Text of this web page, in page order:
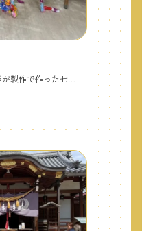
毎年、七夕の時期には園児達が製作で作った七夕飾りを笹に付けてエントランスに飾ります。その笹に園児と保護者が一緒に短冊に願い事を書いてつけてもらいます♬また、皆で七夕の劇を見たり七夕の歌を歌って楽しみます♬